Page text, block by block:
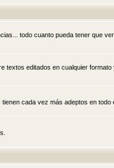
todo cuanto pueda tener que
textos editados en cualquier
cada vez más adeptos en todo